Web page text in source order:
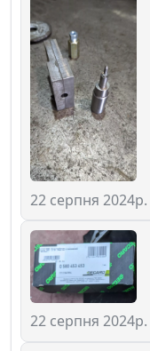
22 серпня 2024р.
22 серпня 2024р.